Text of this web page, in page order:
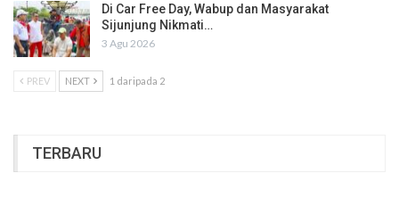
Di Car Free Day, Wabup dan Masyarakat
Sijunjung Nikmati…
3 Agu 2026
PREV NEXT 1 daripada 2
TERBARU